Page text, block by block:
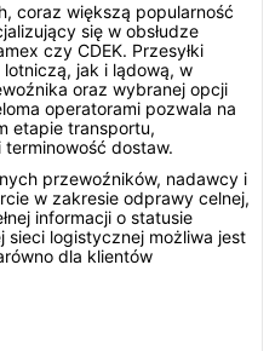
coraz większą popularność
się w obsłudze
czy CDEK. Przesyłki
jak i lądową, w
oraz wybranej opcji
operatorami pozwala na
etapie transportu,
dostaw.
przewoźników, nadawcy i
w zakresie odprawy celnej,
informacji o statusie
sieci logistycznej możliwa jest
dla klientów